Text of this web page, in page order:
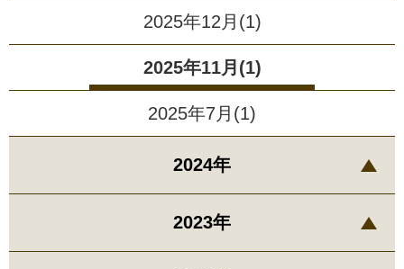
2025年12月(1)
2025年11月(1)
2025年7月(1)
2024年
2023年